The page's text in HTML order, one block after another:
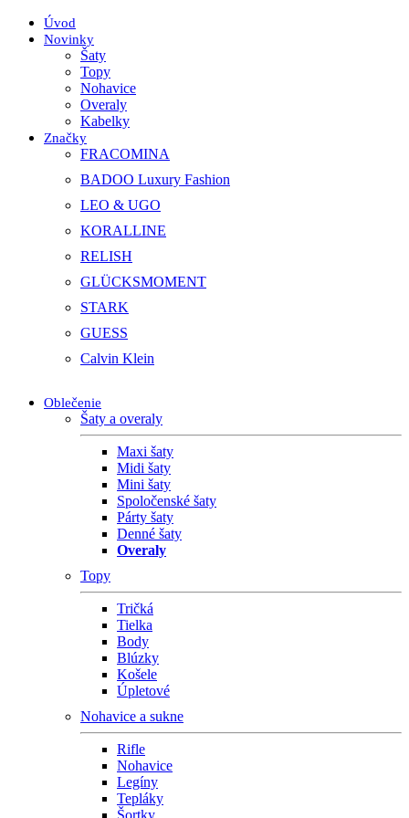
Úvod
Novinky
Šaty
Topy
Nohavice
Overaly
Kabelky
Značky
FRACOMINA
BADOO Luxury Fashion
LEO & UGO
KORALLINE
RELISH
GLÜCKSMOMENT
STARK
GUESS
Calvin Klein
Oblečenie
Šaty a overaly
Maxi šaty
Midi šaty
Mini šaty
Spoločenské šaty
Párty šaty
Denné šaty
Overaly
Topy
Tričká
Tielka
Body
Blúzky
Košele
Úpletové
Nohavice a sukne
Rifle
Nohavice
Legíny
Tepláky
Šortky